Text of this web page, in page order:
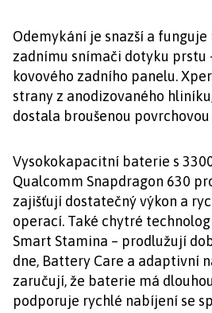
Odemykání je snazší a
zadnímu snímači dotyku prstu
kovového zadního panelu.
strany z anodizovaného
dostala broušenou
Vysokokapacitní baterie s
Qualcomm Snapdragon 630
zajišťují dostatečný výkon a
operací. Také chytré
Smart Stamina – prodlužují
dne, Battery Care a adaptivní
zaručují, že baterie má
podporuje rychlé nabíjení se